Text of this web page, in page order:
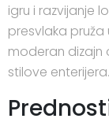
igru i razvijanje
presvlaka
moderan dizajn
stilove enterijera.